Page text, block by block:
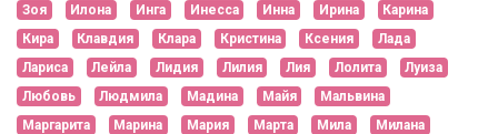
Зоя
Илона Инга Инесса Инна Ирина
Карина
Кира
Клавдия Клара Кристина Ксения
Лада
Лариса
Лейла Лидия Лилия Лия Лолита
Луиза
Любовь
Людмила Мадина Майя
Мальвина
Маргарита
Марина Мария Марта Мила
Милана